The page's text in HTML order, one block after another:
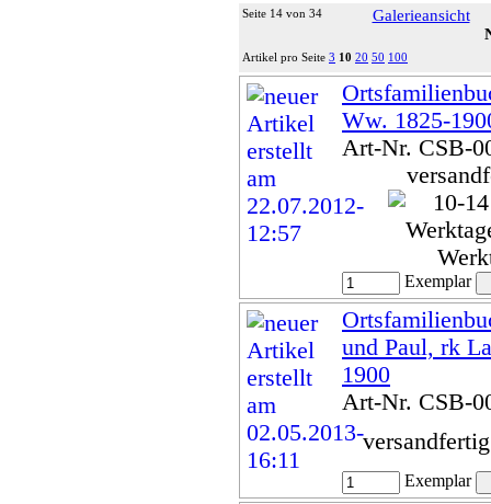
Seite 14 von 34
Galerieansicht
Artikel pro Seite 3 10 20 50 100
Ww. 1825-
Art-Nr. CSB-
Exemplar
und Paul, rk
1900
Art-Nr. CSB-
Exemplar